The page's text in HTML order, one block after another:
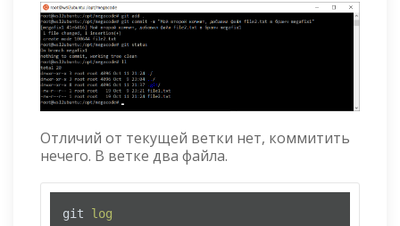
Отличий от текущей ветки нет, коммитить
нечего. В ветке два файла.
git log